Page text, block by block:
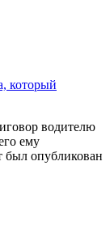
который
водителю
ему
был опубликован